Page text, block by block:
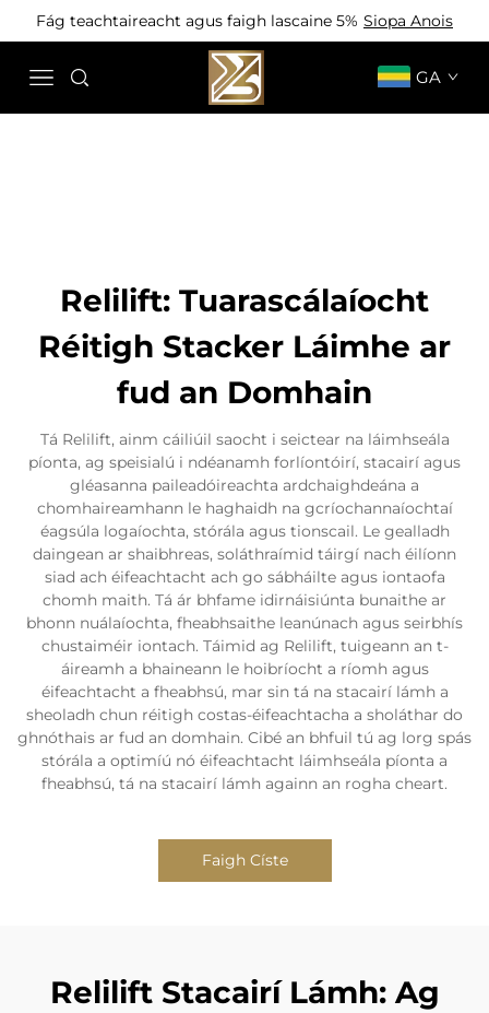
Fág teachtaireacht agus faigh lascaine 5% Siopa Anois
GA
Relilift: Tuarascálaíocht
Réitigh Stacker Láimhe ar
fud an Domhain
Tá Relilift, ainm cáiliúil saocht i seictear na láimhseála
píonta, ag speisialú i ndéanamh forlíontóirí, stacairí agus
gléasanna paileadóireachta ardchaighdeána a
chomhaireamhann le haghaidh na gcríochannaíochtaí
éagsúla logaíochta, stórála agus tionscail. Le gealladh
daingean ar shaibhreas, soláthraímid táirgí nach éilíonn
siad ach éifeachtacht ach go sábháilte agus iontaofa
chomh maith. Tá ár bhfame idirnáisiúnta bunaithe ar
bhonn nuálaíochta, fheabhsaithe leanúnach agus seirbhís
chustaiméir iontach. Táimid ag Relilift, tuigeann an t-
áireamh a bhaineann le hoibríocht a ríomh agus
éifeachtacht a fheabhsú, mar sin tá na stacairí lámh a
sheoladh chun réitigh costas-éifeachtacha a sholáthar do
ghnóthais ar fud an domhain. Cibé an bhfuil tú ag lorg spás
stórála a optimíú nó éifeachtacht láimhseála píonta a
fheabhsú, tá na stacairí lámh againn an rogha cheart.
Faigh Císte
Relilift Stacairí Lámh: Ag